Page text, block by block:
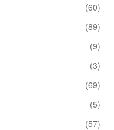
(60)
(89)
(9)
(3)
(69)
(5)
(57)